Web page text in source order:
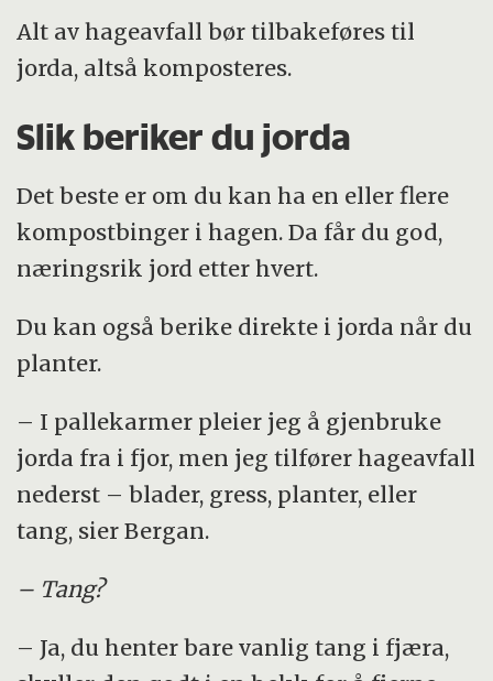
Alt av hageavfall bør tilbakeføres til
jorda, altså komposteres.
Slik beriker du jorda
Det beste er om du kan ha en eller flere
kompostbinger i hagen. Da får du god,
næringsrik jord etter hvert.
Du kan også berike direkte i jorda når du
planter.
– I pallekarmer pleier jeg å gjenbruke
jorda fra i fjor, men jeg tilfører hageavfall
nederst – blader, gress, planter, eller
tang, sier Bergan.
– Tang?
– Ja, du henter bare vanlig tang i fjæra,